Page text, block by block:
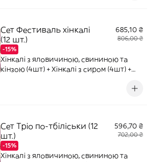
Сет Фестиваль хінкалі
(12 шт.)
-15%
685,10 ₴
806,00 ₴
Хінкалі з яловичиною, свининою та
кінзою (4шт) + Хінкалі з сиром (4шт) +
Сет Тріо по-тбіліськи (12
шт.)
-15%
596,70 ₴
702,00 ₴
Хінкалі з яловичиною, свининою та